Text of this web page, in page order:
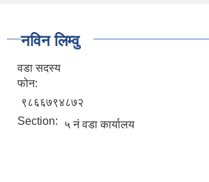
नविन लिम्वु
वडा सदस्य
फोन:
९८६६७९४८७२
Section:
५ नं वडा कार्यालय